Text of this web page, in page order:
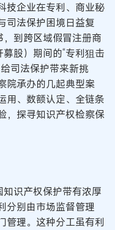
技企业在专利、商业秘
司法保护困境日益复
，到跨区域假冒注册商
股）期间的“专利狙击
司法保护带来新挑
院承办的几起典型案
用、数额认定、全链条
，探寻知识产权检察保
知识产权保护带有浓厚
分别由市场监督管理
管理。这种分工虽有利